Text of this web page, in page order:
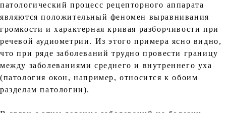
патологический процесс рецепторного аппарата
являются положительный феномен выравнивания
громкости и характерная кривая разборчивости при
речевой аудиометрии. Из этого примера ясно видно,
что при ряде заболеваний трудно провести границу
между заболеваниями среднего и внутреннего уха
(патология окон, например, относится к обоим
разделам патологии).